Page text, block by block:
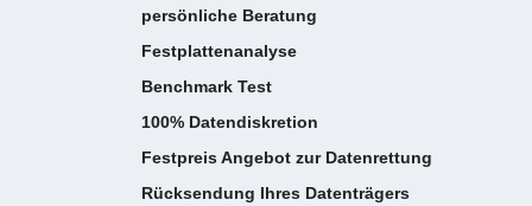
persönliche Beratung
Festplattenanalyse
Benchmark Test
100% Datendiskretion
Festpreis Angebot zur Datenrettung
Rücksendung Ihres Datenträgers